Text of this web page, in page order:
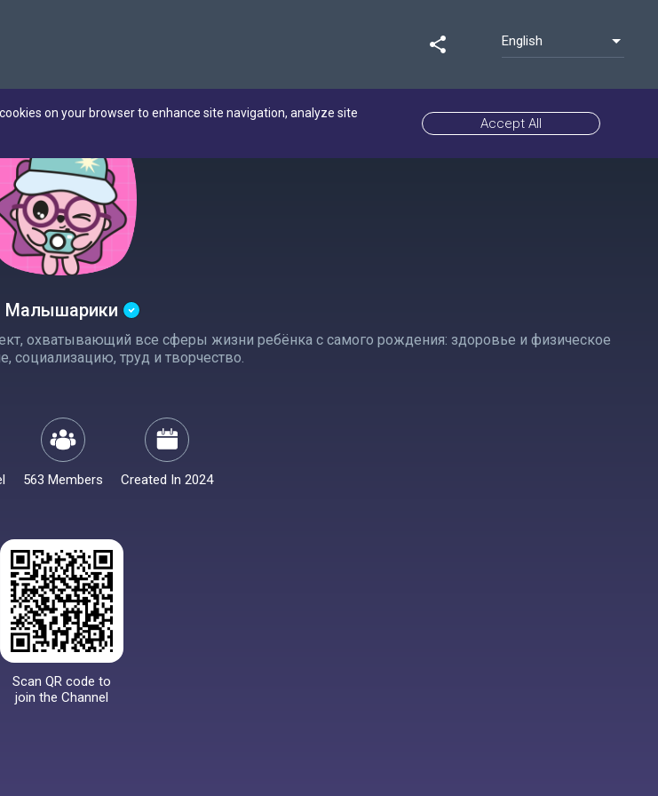
share English
on your browser to enhance site navigation, analyze site
Accept All
Малышарики
охватывающий все сферы жизни ребёнка с самого рождения: здоровье и физическое
социализацию, труд и творчество.
563 Members Created In 2024
Scan QR code to
join the Channel